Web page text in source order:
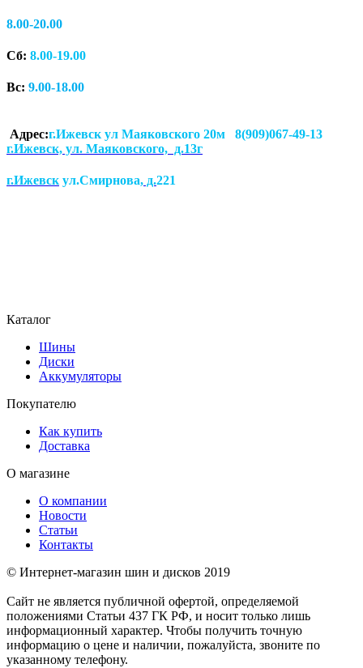
8.00-20.00
Сб: 8.00-19.00
Вс: 9.00-18.00
Адрес:г.Ижевск ул Маяковского 20м 8(909)067-49-13
г.Ижевск, ул. Маяковского, д.13г
г.Ижевск ул.Смирнова, д.221
Каталог
Шины
Диски
Аккумуляторы
Покупателю
Как купить
Доставка
О магазине
О компании
Новости
Статьи
Контакты
© Интернет-магазин шин и дисков 2019
Сайт не является публичной офертой, определяемой
положениями Статьи 437 ГК РФ, и носит только лишь
информационный характер. Чтобы получить точную
информацию о цене и наличии, пожалуйста, звоните по
указанному телефону.